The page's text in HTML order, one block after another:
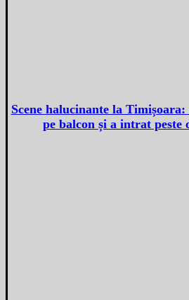
Scene halucinante la
pe balcon și a intrat peste